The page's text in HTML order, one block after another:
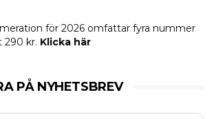
för 2026 omfattar fyra nummer
290 kr. Klicka här
PÅ NYHETSBREV